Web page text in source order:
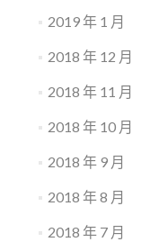
2019 年 1 月
2018 年 12 月
2018 年 11 月
2018 年 10 月
2018 年 9 月
2018 年 8 月
2018 年 7 月